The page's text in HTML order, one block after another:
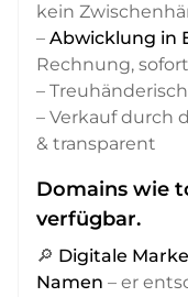
kein
– Abwicklung in
Rechnung,
–
– Verkauf durch
& transparent
Domains wie
verfügbar.
🔎 Digitale
Namen – er